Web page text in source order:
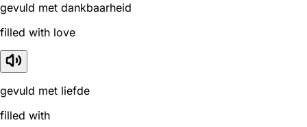
gevuld met dankbaarheid
filled with love
gevuld met liefde
filled with